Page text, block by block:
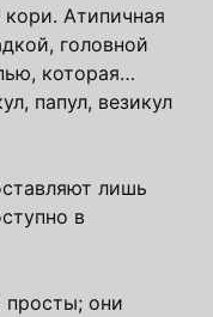
Атипичная
головной
которая…
папул, везикул
лишь
в
просты; они